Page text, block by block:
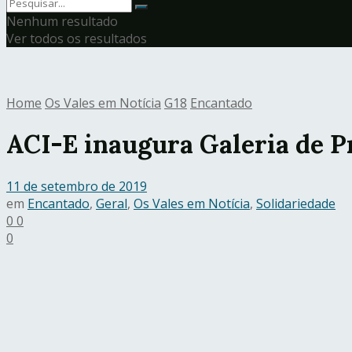
Nenhum resultado
Ver todos os resultados
Home Os Vales em Notícia G18 Encantado
ACI-E inaugura Galeria de
11 de setembro de 2019
em Encantado, Geral, Os Vales em Notícia, Solidariedade
0 0
0